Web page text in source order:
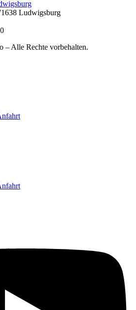
Ludwigsburg
– Alle Rechte vorbehalten.